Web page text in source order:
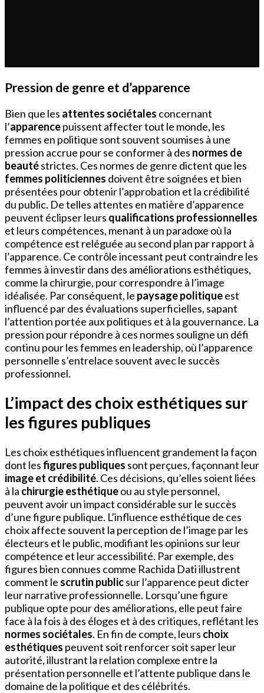
Pression de genre et d’apparence
Bien que les attentes sociétales concernant
l’apparencepuissent affecter tout le monde, les
femmes en politique sont souvent soumises à une
pression accrue pour se conformer à des normes de
beautéstrictes. Ces normes de genre dictent que les
femmes politiciennes doivent être soignées et bien
présentées pour obtenir l’approbation et la crédibilité
du public. De telles attentes en matière d’apparence
peuvent éclipser leurs qualifications professionnelles
et leurs compétences, menant à un paradoxe où la
compétence est reléguée au second plan par rapport à
l’apparence. Ce contrôle incessant peut contraindre les
femmes à investir dans des améliorations esthétiques,
comme la chirurgie, pour correspondre à l’image
idéalisée. Par conséquent, le paysage politiqueest
influencé par des évaluations superficielles, sapant
l’attention portée aux politiques et à la gouvernance. La
pression pour répondre à ces normes souligne un défi
continu pour les femmes en leadership, où l’apparence
personnelle s’entrelace souvent avec le succès
professionnel.
L’impact des choix esthétiques sur
les figures publiques
Les choix esthétiques influencent grandement la façon
dont lesfigures publiques sont perçues, façonnant leur
image et crédibilité. Ces décisions, qu’elles soient liées
à la chirurgie esthétiqueou au style personnel,
peuvent avoir un impact considérable sur le succès
d’une figure publique. L’influence esthétique de ces
choix affecte souvent la perception de l’image par les
électeurs et le public, modifiant les opinions sur leur
compétence et leur accessibilité. Par exemple, des
figures bien connues comme Rachida Dati illustrent
comment le scrutin publicsur l’apparence peut dicter
leur narrative professionnelle. Lorsqu’une figure
publique opte pour des améliorations, elle peut faire
face à la fois à des éloges et à des critiques, reflétant les
normes sociétales. En fin de compte, leurs choix
esthétiques peuvent soit renforcer soit saper leur
autorité, illustrant la relation complexe entre la
présentation personnelle et l’attente publique dans le
domaine de la politique et des célébrités.